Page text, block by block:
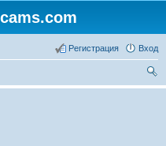
Вход
Регистрация
ои